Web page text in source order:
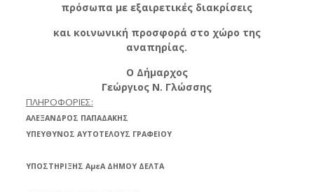
πρόσωπα με εξαιρετικές διακρίσεις
και κοινωνική προσφορά στο χώρο της
αναπηρίας.
Ο Δήμαρχος
Γεώργιος Ν. Γλώσσης
ΠΛΗΡΟΦΟΡΙΕΣ:
ΑΛΕΞΑΝΔΡΟΣ ΠΑΠΑΔΑΚΗΣ
ΥΠΕΥΘΥΝΟΣ ΑΥΤΟΤΕΛΟΥΣ ΓΡΑΦΕΙΟΥ
ΥΠΟΣΤΗΡΙΞΗΣ ΑμεΑ ΔΗΜΟΥ ΔΕΛΤΑ